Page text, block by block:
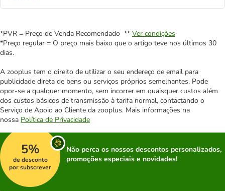
*PVR = Preço de Venda Recomendado ** Ver condições
*Preço regular = O preço mais baixo que o artigo teve nos últimos 30
dias.
A zooplus tem o direito de utilizar o seu endereço de email para
publicidade direta de bens ou serviços próprios semelhantes. Pode
opor-se a qualquer momento, sem incorrer em quaisquer custos além
dos custos básicos de transmissão à tarifa normal, contactando o
Serviço de Apoio ao Cliente da zooplus. Mais informações na
nossa Política de Privacidade
5%
de desconto
por subscrever
Não perca os nossos descontos personalizados,
promoções especiais e novidades!